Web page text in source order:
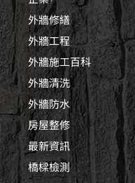
外牆修繕
外牆工程
外牆施工百科
外牆清洗
外牆防水
房屋整修
最新資訊
橋樑檢測